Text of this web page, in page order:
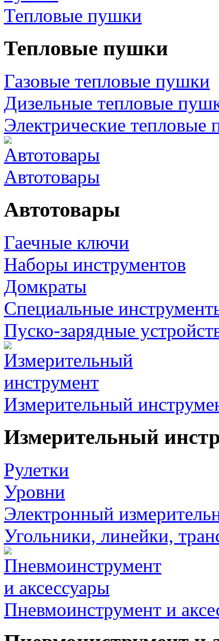
Тепловые пушки
Тепловые пушки
Газовые тепловые пушки
Дизельные тепловые
Электрические тепловые
Автотовары
Автотовары
Гаечные ключи
Наборы инструментов
Домкраты
Специальные
Пуско-зарядные
Измерительный
Измерительный
Рулетки
Уровни
Электронный
Угольники, линейки,
Пневмоинструмент и